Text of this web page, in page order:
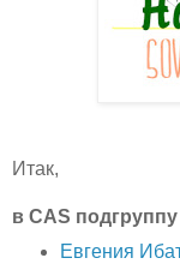
Итак,
в CAS подгруппу
Евгения